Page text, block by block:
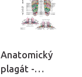
Anatomický
plagát -